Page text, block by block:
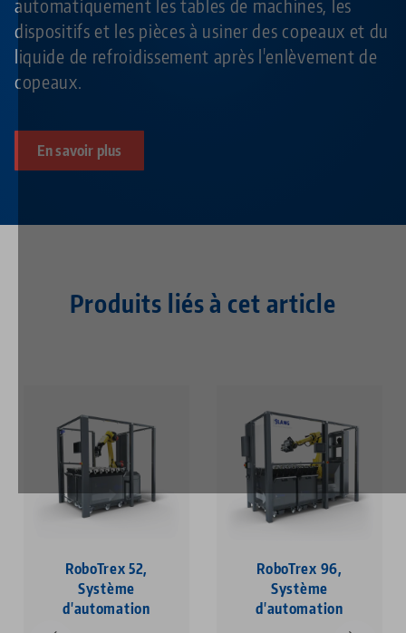
automatiquement les tables de machines, les
dispositifs et les pièces à usiner des copeaux et du
liquide de refroidissement après l'enlèvement de
copeaux.
En savoir plus
Produits liés à cet article
RoboTrex 52,
Système
d'automation
RoboTrex 96,
Système
d'automation